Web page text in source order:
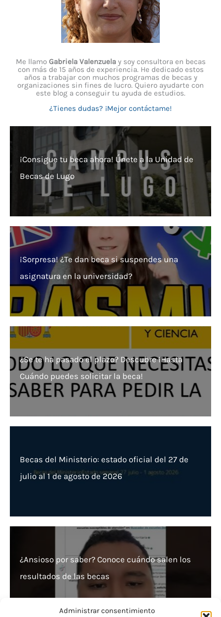
Administrar consentimiento
Me llamo Gabriela Valenzuelay soy consultora en becas
con más de 15 años de experiencia. He dedicado estos
años a trabajar con muchos programas de becas y
organizaciones sin fines de lucro. Quiero ayudarte con
este blog a conseguir tu ayuda de estudios.
¿Tienes dudas? ¡Mejor contáctame!
¡Consigue tu beca ahora! Únete a la Unidad de
Becas de Lugo
¡Sorpresa! ¿Te dan beca si suspendes una
asignatura en la universidad?
¿Se te ha pasado el plazo? Descubre ¡Hasta
Cuándo puedes solicitar la beca!
Becas del Ministerio: estado oficial del 27 de
julio al 1 de agosto de 2026
¿Ansioso por saber? Conoce cuándo salen los
resultados de las becas